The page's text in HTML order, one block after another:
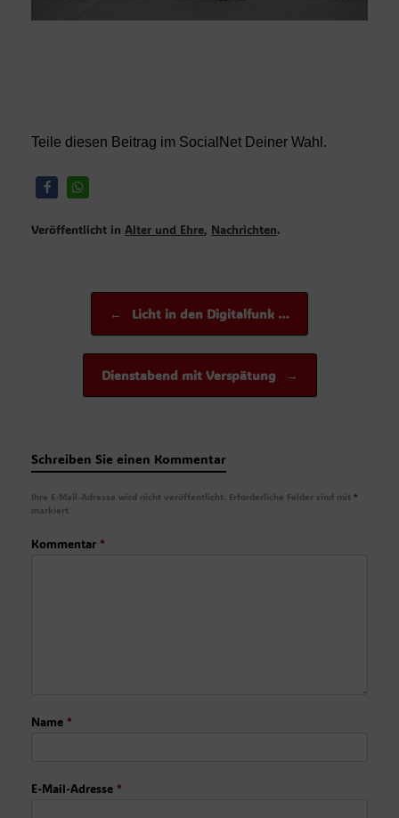
Teile diesen Beitrag im SocialNet Deiner Wahl.
Veröffentlicht in Alter und Ehre, Nachrichten.
← Licht in den Digitalfunk …
Dienstabend mit Verspätung →
Schreiben Sie einen Kommentar
Ihre E-Mail-Adresse wird nicht veröffentlicht. Erforderliche Felder sind mit *
markiert
Kommentar *
Name *
E-Mail-Adresse *